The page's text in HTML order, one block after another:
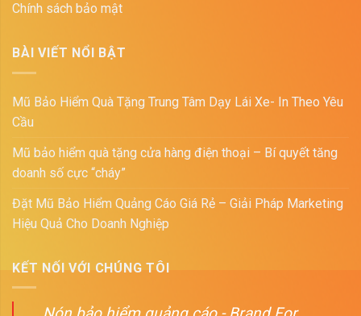
Chính sách bảo mật
BÀI VIẾT NỔI BẬT
Mũ Bảo Hiểm Quà Tặng Trung Tâm Dạy Lái Xe- In Theo Yêu
Cầu
Mũ bảo hiểm quà tặng cửa hàng điện thoại – Bí quyết tăng
doanh số cực “cháy”
Đặt Mũ Bảo Hiểm Quảng Cáo Giá Rẻ – Giải Pháp Marketing
Hiệu Quả Cho Doanh Nghiệp
KẾT NỐI VỚI CHÚNG TÔI